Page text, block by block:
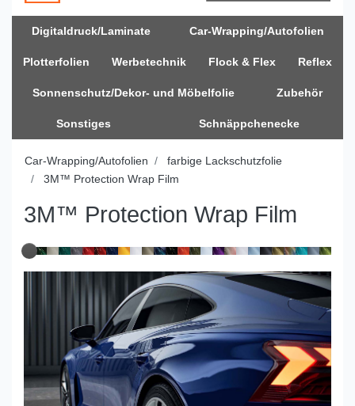
Digitaldruck/Laminate Car-Wrapping/Autofolien
Plotterfolien Werbetechnik Flock & Flex Reflex
Sonnenschutz/Dekor- und Möbelfolie Zubehör
Sonstiges Schnäppchenecke
Car-Wrapping/Autofolien
farbige Lackschutzfolie
3M™ Protection Wrap Film
3M™ Protection Wrap Film